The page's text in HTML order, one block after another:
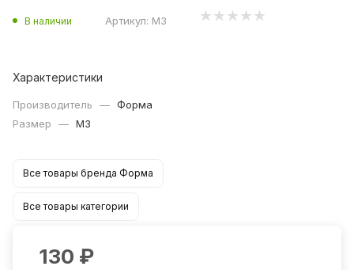
В наличии Артикул: M3
Характеристики
Производитель — Форма
Размер
— M3
Все товары бренда Форма
Все товары категории
130 ₽